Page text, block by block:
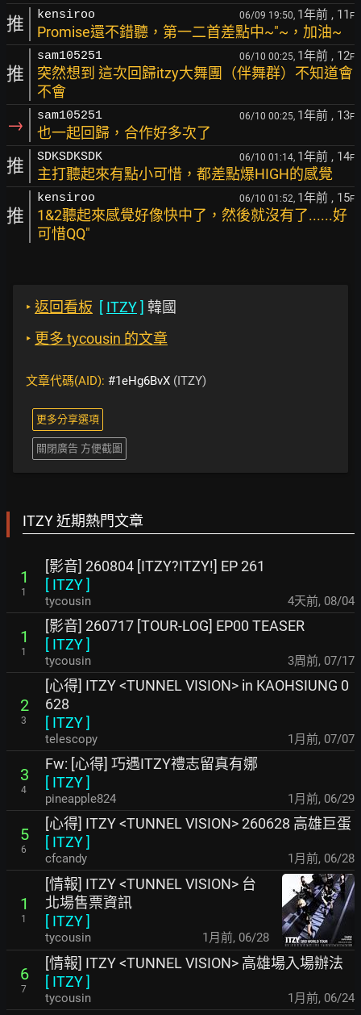
推 kensiroo 06/09 19:50, 1年前 , 11 F
Promise還不錯聽，第一二首差點中~"~，加油~
推
sam105251 06/10 00:25, 1年前 , 12F
突然想到 這次回歸itzy大舞團（伴舞群）不知道會
不會
→ sam105251 06/10 00:25, 1年前 , 13F
也一起回歸，合作好多次了
推 SDKSDKSDK 06/10 01:14, 1年前 , 14F
主打聽起來有點小可惜，都差點爆HIGH的感覺
推
kensiroo 06/10 01:52, 1年前 , 15F
1&2聽起來感覺好像快中了，然後就沒有了......好
可惜QQ"
‣ 返回看板 [ ITZY] 韓國
‣ 更多 tycousin 的文章
文章代碼(AID): #1eHg6BvX (ITZY)
更多分享選項
關閉廣告 方便截圖
ITZY 近期熱門文章
1
1
[影音] 260804 [ITZY?ITZY!] EP 261
[ ITZY]
tycousin 4天前, 08/04
1
1
[影音] 260717 [TOUR-LOG] EP00 TEASER
[ ITZY]
tycousin 3周前, 07/17
2
3
[心得] ITZY <TUNNEL VISION> in KAOHSIUNG 0
628
[ ITZY]
telescopy 1月前, 07/07
3
4
Fw: [心得] 巧遇ITZY禮志留真有娜
[ ITZY]
pineapple824 1月前, 06/29
5
6
[心得] ITZY <TUNNEL VISION> 260628 高雄巨蛋
[ ITZY]
cfcandy 1月前, 06/28
1
1
[情報] ITZY <TUNNEL VISION> 台
北場售票資訊
[ ITZY]
tycousin 1月前, 06/28
6
7
[情報] ITZY <TUNNEL VISION> 高雄場入場辦法
[ ITZY]
tycousin 1月前, 06/24